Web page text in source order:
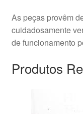
As peças provêm
cuidadosamente
de funcionamento
Produtos